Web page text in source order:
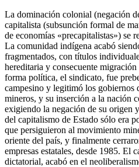
La dominación colonial (negación
capitalista (subsunción formal de
de economías «precapitalistas») se
La comunidad indígena acabó
fragmentados, con títulos
hereditaria y consecuente
forma política, el sindicato, fue
campesino y legitimó los gobiernos
mineros, y su inserción a la nación
exigiendo la negación de su origen
del capitalismo de Estado sólo era
que persiguieron al movimiento
oriente del país, y finalmente
empresas estatales, desde 1985. El
dictatorial, acabó en el